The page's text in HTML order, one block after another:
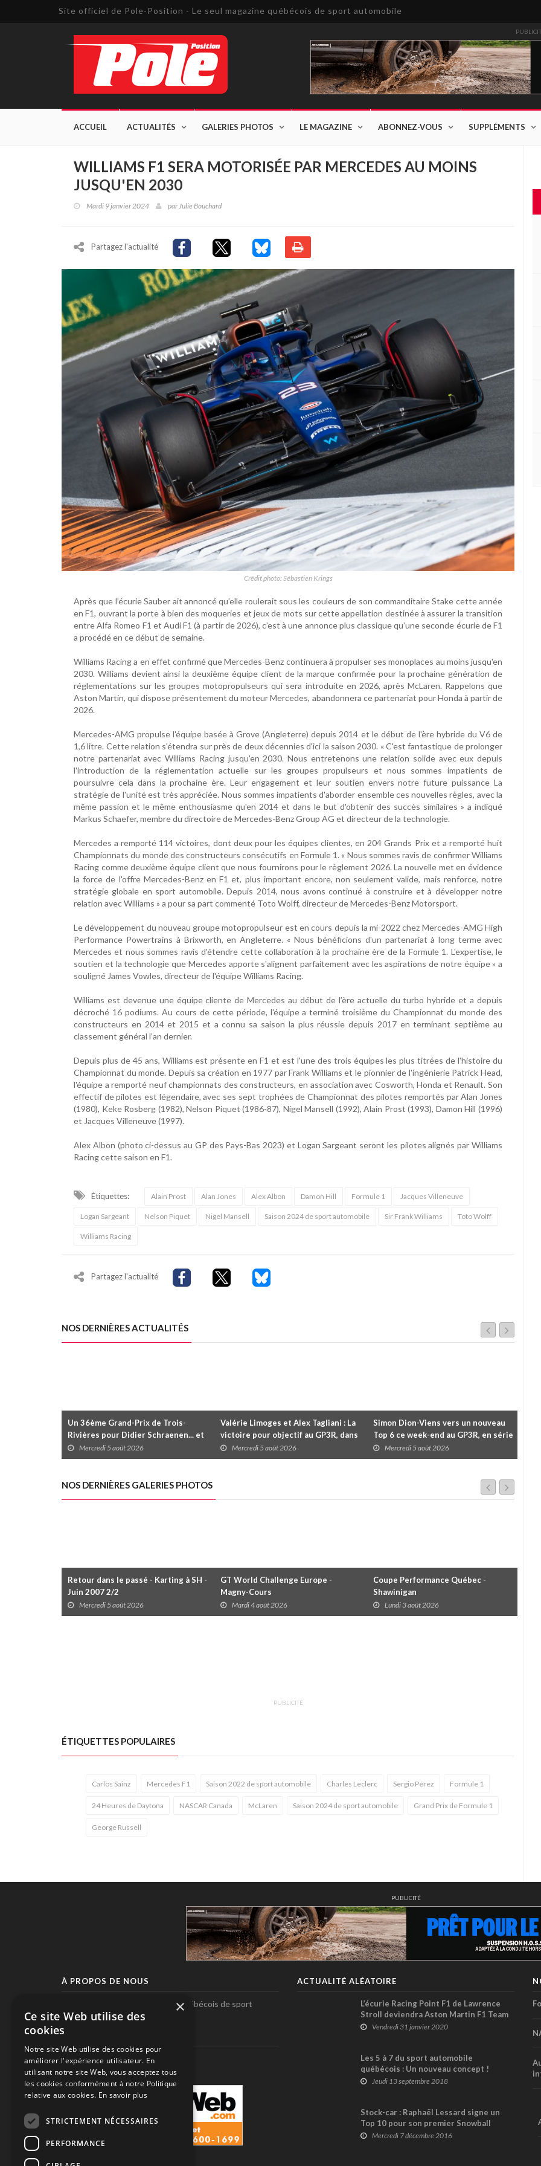
Site officiel de Pole-Position - Le seul magazine québécois de sport automobile
ACCUEIL ACTUALITÉS GALERIES PHOTOS LE MAGAZINE ABONNEZ-VOUS SUPPLÉMENTS
WILLIAMS F1 SERA MOTORISÉE PAR MERCEDES AU MOINS
JUSQU'EN 2030
Mardi 9 janvier 2024 parJulie Bouchard
Partagez l'actualité
Crédit photo: Sébastien Krings
Après que l’écurie Sauber ait annoncé qu’elle roulerait sous les couleurs de son commanditaire Stake cette année
en F1, ouvrant la porte à bien des moqueries et jeux de mots sur cette appellation destinée à assurer la transition
entre Alfa Romeo F1 et Audi F1 (à partir de 2026), c’est à une annonce plus classique qu’une seconde écurie de F1
a procédé en ce début de semaine.
Williams Racing a en effet confirmé que Mercedes-Benz continuera à propulser ses monoplaces au moins jusqu'en
2030. Williams devient ainsi la deuxième équipe client de la marque confirmée pour la prochaine génération de
réglementations sur les groupes motopropulseurs qui sera introduite en 2026, après McLaren. Rappelons que
Aston Martin, qui dispose présentement du moteur Mercedes, abandonnera ce partenariat pour Honda à partir de
2026.
Mercedes-AMG propulse l'équipe basée à Grove (Angleterre) depuis 2014 et le début de l'ère hybride du V6 de
1,6 litre. Cette relation s'étendra sur près de deux décennies d'ici la saison 2030. « C'est fantastique de prolonger
notre partenariat avec Williams Racing jusqu'en 2030. Nous entretenons une relation solide avec eux depuis
l'introduction de la réglementation actuelle sur les groupes propulseurs et nous sommes impatients de
poursuivre cela dans la prochaine ère. Leur engagement et leur soutien envers notre future puissance La
stratégie de l'unité est très appréciée. Nous sommes impatients d'aborder ensemble ces nouvelles règles, avec la
même passion et le même enthousiasme qu'en 2014 et dans le but d'obtenir des succès similaires » a indiqué
Markus Schaefer, membre du directoire de Mercedes-Benz Group AG et directeur de la technologie.
Mercedes a remporté 114 victoires, dont deux pour les équipes clientes, en 204 Grands Prix et a remporté huit
Championnats du monde des constructeurs consécutifs en Formule 1. « Nous sommes ravis de confirmer Williams
Racing comme deuxième équipe client que nous fournirons pour le règlement 2026. La nouvelle met en évidence
la force de l'offre Mercedes-Benz en F1 et, plus important encore, non seulement valide, mais renforce, notre
stratégie globale en sport automobile. Depuis 2014, nous avons continué à construire et à développer notre
relation avec Williams » a pour sa part commenté Toto Wolff, directeur de Mercedes-Benz Motorsport.
Le développement du nouveau groupe motopropulseur est en cours depuis la mi-2022 chez Mercedes-AMG High
Performance Powertrains à Brixworth, en Angleterre. « Nous bénéficions d'un partenariat à long terme avec
Mercedes et nous sommes ravis d'étendre cette collaboration à la prochaine ère de la Formule 1. L'expertise, le
soutien et la technologie que Mercedes apporte s'alignent parfaitement avec les aspirations de notre équipe » a
souligné James Vowles, directeur de l'équipe Williams Racing.
Williams est devenue une équipe cliente de Mercedes au début de l’ère actuelle du turbo hybride et a depuis
décroché 16 podiums. Au cours de cette période, l'équipe a terminé troisième du Championnat du monde des
constructeurs en 2014 et 2015 et a connu sa saison la plus réussie depuis 2017 en terminant septième au
classement général l’an dernier.
Depuis plus de 45 ans, Williams est présente en F1 et est l'une des trois équipes les plus titrées de l'histoire du
Championnat du monde. Depuis sa création en 1977 par Frank Williams et le pionnier de l'ingénierie Patrick Head,
l'équipe a remporté neuf championnats des constructeurs, en association avec Cosworth, Honda et Renault. Son
effectif de pilotes est légendaire, avec ses sept trophées de Championnat des pilotes remportés par Alan Jones
(1980), Keke Rosberg (1982), Nelson Piquet (1986-87), Nigel Mansell (1992), Alain Prost (1993), Damon Hill (1996)
et Jacques Villeneuve (1997).
Alex Albon (photo ci-dessus au GP des Pays-Bas 2023) et Logan Sargeant seront les pilotes alignés par Williams
Racing cette saison en F1.
Étiquettes: Alain Prost Alan Jones Alex Albon Damon Hill Formule 1 Jacques Villeneuve
Logan Sargeant Nelson Piquet Nigel Mansell Saison 2024 de sport automobile Sir Frank Williams Toto Wolff
Williams Racing
Partagez l'actualité
NOS DERNIÈRES ACTUALITÉS
Un 36ème Grand-Prix de Trois-
Rivières pour Didier Schraenen... et
une première en Challenge Canada
Mercredi 5 août 2026
Valérie Limoges et Alex Tagliani : La
victoire pour objectif au GP3R, dans
trois séries différentes
Mercredi 5 août 2026
Simon Dion-Viens vers un nouveau
Top 6 ce week-end au GP3R, en série
NASCAR Canada ?
Mercredi 5 août 2026
NOS DERNIÈRES GALERIES PHOTOS
Retour dans le passé - Karting à SH -
Juin 2007 2/2
Mercredi 5 août 2026
GT World Challenge Europe -
Magny-Cours
Mardi 4 août 2026
Coupe Performance Québec -
Shawinigan
Lundi 3 août 2026
PUBLICITÉ
ÉTIQUETTES POPULAIRES
Carlos Sainz Mercedes F1 Saison 2022 de sport automobile Charles Leclerc Sergio Pérez Formule 1
24 Heures de Daytona NASCAR Canada McLaren Saison 2024 de sport automobile Grand Prix de Formule 1
George Russell
PUBLICITÉ
À PROPOS DE NOUS
Pole-Position, le seul magazine québécois de sport
automobile.
SUIVEZ-NOUS
ACTUALITÉ ALÉATOIRE
L’écurie Racing Point F1 de Lawrence
Stroll deviendra Aston Martin F1 Team
Vendredi 31 janvier 2020
Les 5 à 7 du sport automobile
québécois : Un nouveau concept !
Jeudi 13 septembre 2018
Stock-car : Raphaël Lessard signe un
Top 10 pour son premier Snowball
Derby !
Mercredi 7 décembre 2016
×
Ce site Web utilise des
cookies
Notre site Web utilise des cookies pour
améliorer l'expérience utilisateur. En
utilisant notre site Web, vous acceptez tous
les cookies conformément à notre Politique
relative aux cookies. En savoir plus
STRICTEMENT NÉCESSAIRES
PERFORMANCE